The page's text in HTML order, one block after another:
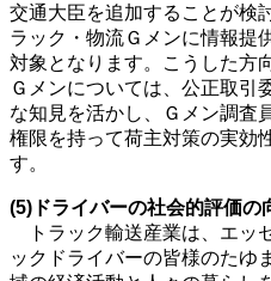
交通大臣を追加することが検
ラック・物流Ｇメンに情報提
対象となります。こうした方
Ｇメンについては、公正取引
な知見を活かし、Ｇメン調査
権限を持って荷主対策の実効
す。
(5)ドライバーの社会的評価の
トラック輸送産業は、エッ
ックドライバーの皆様のたゆ